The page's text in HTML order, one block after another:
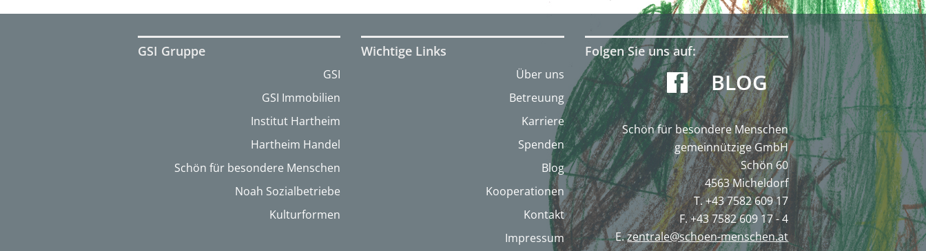
GSI Gruppe
GSI
GSI Immobilien
Institut Hartheim
Hartheim Handel
Schön für besondere Menschen
Noah Sozialbetriebe
Kulturformen
Wichtige Links
Über uns
Betreuung
Karriere
Spenden
Blog
Kooperationen
Kontakt
Impressum
Folgen Sie uns auf:
BLOG
Schön für besondere Menschen
gemeinnützige GmbH
Schön 60
4563 Micheldorf
T. +43 7582 609 17
F. +43 7582 609 17 - 4
E.zentrale@schoen-menschen.at